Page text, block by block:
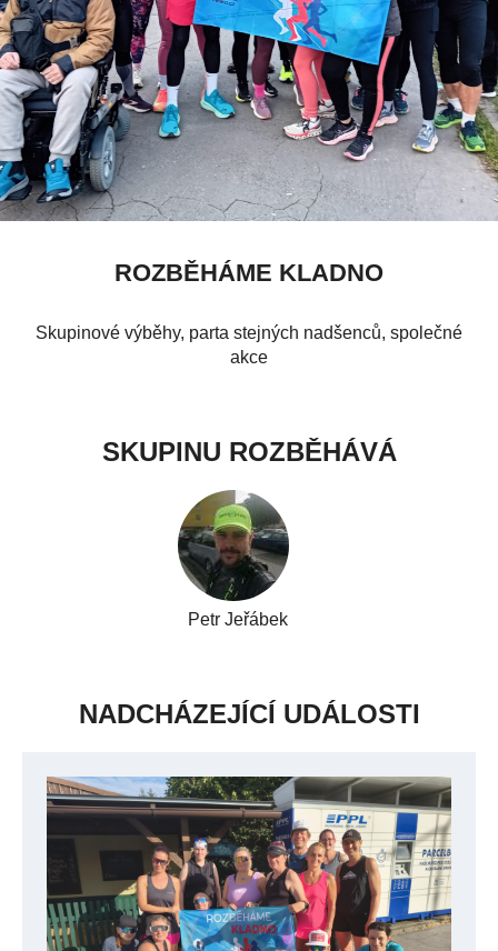
ROZBĚHÁME KLADNO
Skupinové výběhy, parta stejných nadšenců, společné
akce
SKUPINU ROZBĚHÁVÁ
Petr Jeřábek
NADCHÁZEJÍCÍ UDÁLOSTI